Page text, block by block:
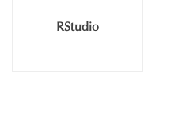
RStudio